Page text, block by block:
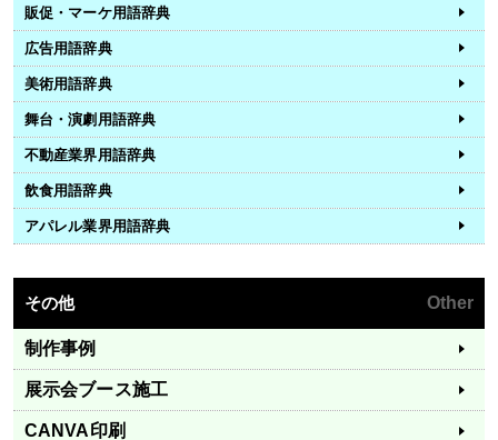
販促・マーケ用語辞典
広告用語辞典
美術用語辞典
舞台・演劇用語辞典
不動産業界用語辞典
飲食用語辞典
アパレル業界用語辞典
その他 Other
制作事例
展示会ブース施工
CANVA印刷